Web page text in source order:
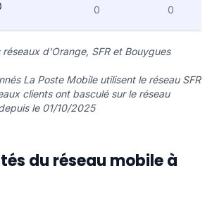
0 0
réseaux d'Orange, SFR et Bouygues
La Poste Mobile utilisent le réseau SFR
clients ont basculé sur le réseau
le 01/10/2025
du réseau mobile à